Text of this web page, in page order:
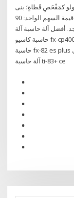
كمَفْحَصِ قَطاةٍ؛ بنى
اللهُ له بيتًا في الجنَّةِ" عدد الأسهم: 120 سهماً قيمة السهم الواحد: 90
أفضل آلة حاسبة آلة
حاسبة كاسيو fx-cp400-l آلة حاسبة كاسيو fx-991es-plus آلة كاسيو
حاسبة fx-82 es plus آلة حاسبة اتش بي hp39gs ti-nspire ™ cx cas
آلة حاسبة ti-83+ ce